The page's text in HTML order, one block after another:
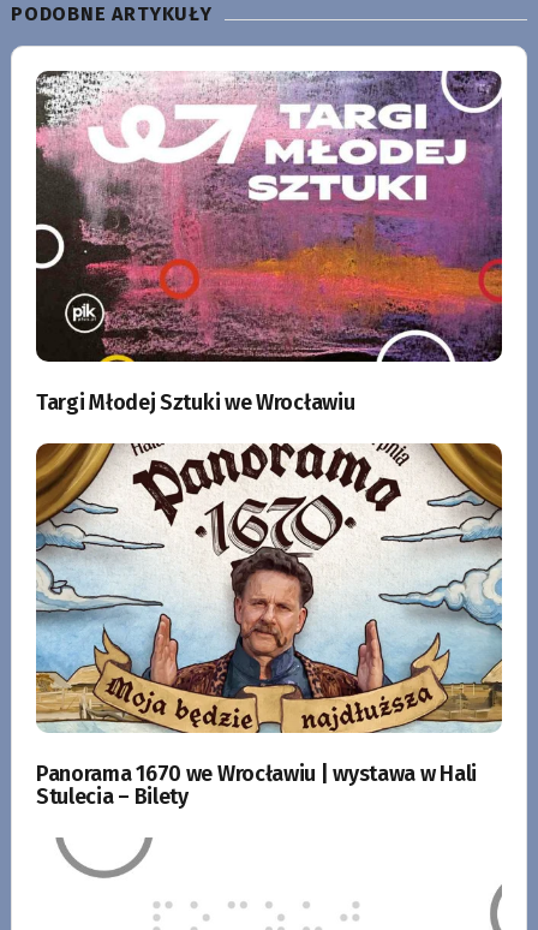
PODOBNE ARTYKUŁY
Targi Młodej Sztuki we Wrocławiu
Panorama 1670 we Wrocławiu | wystawa w Hali
Stulecia – Bilety